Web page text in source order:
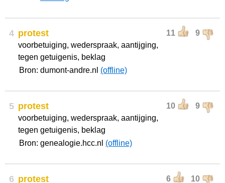
4 11 9
protest
voorbetuiging, wederspraak, aantijging,
tegen getuigenis, beklag
Bron: dumont-andre.nl (offline)
5 10 9
protest
voorbetuiging, wederspraak, aantijging,
tegen getuigenis, beklag
Bron: genealogie.hcc.nl (offline)
6 6 10
protest